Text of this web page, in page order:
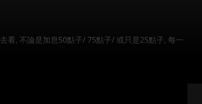
看, 不論是加息50點子/ 75點子/ 或只是25點子, 每一